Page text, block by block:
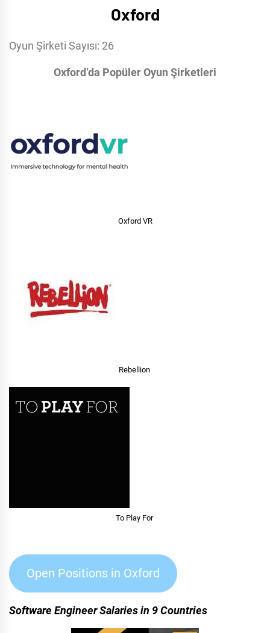
Oxford
Oyun Şirketi Sayısı: 26
Oxford’da Popüler Oyun Şirketleri
Oxford VR
Rebellion
To Play For
Open Positions in Oxford
Software Engineer Salaries in 9 Countries